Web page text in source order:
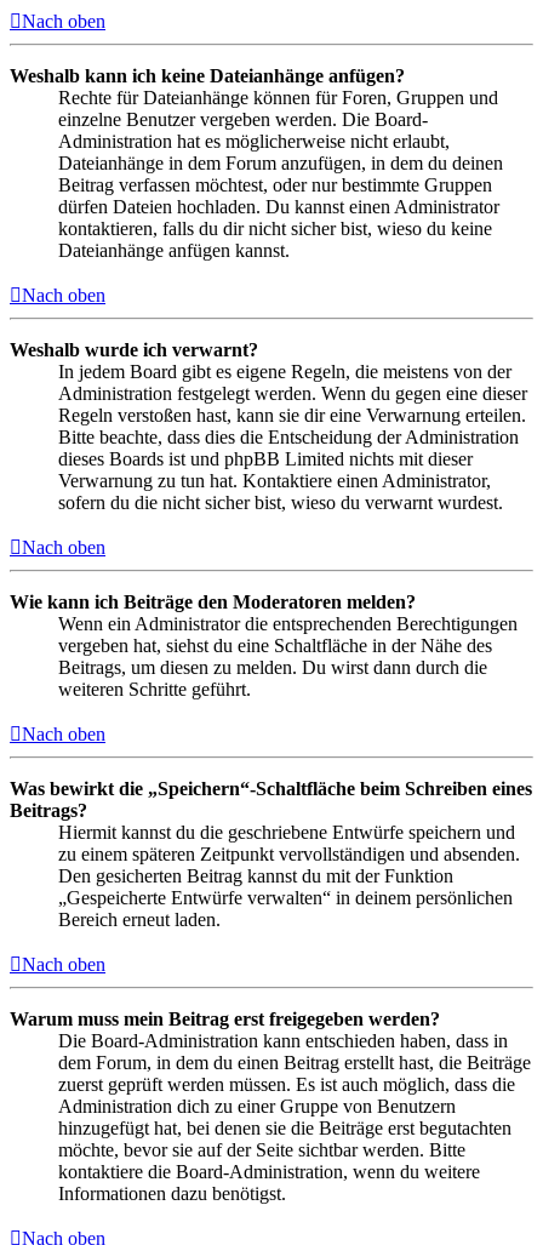
Nach oben
Weshalb kann ich keine Dateianhänge anfügen?
Rechte für Dateianhänge können für Foren, Gruppen und
einzelne Benutzer vergeben werden. Die Board-
Administration hat es möglicherweise nicht erlaubt,
Dateianhänge in dem Forum anzufügen, in dem du deinen
Beitrag verfassen möchtest, oder nur bestimmte Gruppen
dürfen Dateien hochladen. Du kannst einen Administrator
kontaktieren, falls du dir nicht sicher bist, wieso du keine
Dateianhänge anfügen kannst.
Nach oben
Weshalb wurde ich verwarnt?
In jedem Board gibt es eigene Regeln, die meistens von der
Administration festgelegt werden. Wenn du gegen eine dieser
Regeln verstoßen hast, kann sie dir eine Verwarnung erteilen.
Bitte beachte, dass dies die Entscheidung der Administration
dieses Boards ist und phpBB Limited nichts mit dieser
Verwarnung zu tun hat. Kontaktiere einen Administrator,
sofern du die nicht sicher bist, wieso du verwarnt wurdest.
Nach oben
Wie kann ich Beiträge den Moderatoren melden?
Wenn ein Administrator die entsprechenden Berechtigungen
vergeben hat, siehst du eine Schaltfläche in der Nähe des
Beitrags, um diesen zu melden. Du wirst dann durch die
weiteren Schritte geführt.
Nach oben
Was bewirkt die „Speichern“-Schaltfläche beim Schreiben eines
Beitrags?
Hiermit kannst du die geschriebene Entwürfe speichern und
zu einem späteren Zeitpunkt vervollständigen und absenden.
Den gesicherten Beitrag kannst du mit der Funktion
„Gespeicherte Entwürfe verwalten“ in deinem persönlichen
Bereich erneut laden.
Nach oben
Warum muss mein Beitrag erst freigegeben werden?
Die Board-Administration kann entschieden haben, dass in
dem Forum, in dem du einen Beitrag erstellt hast, die Beiträge
zuerst geprüft werden müssen. Es ist auch möglich, dass die
Administration dich zu einer Gruppe von Benutzern
hinzugefügt hat, bei denen sie die Beiträge erst begutachten
möchte, bevor sie auf der Seite sichtbar werden. Bitte
kontaktiere die Board-Administration, wenn du weitere
Informationen dazu benötigst.
Nach oben